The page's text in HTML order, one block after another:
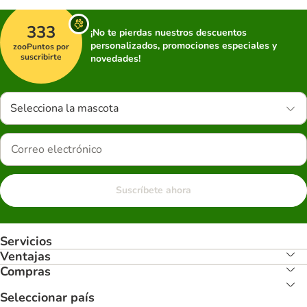
333
zooPuntos por
suscribirte
¡No te pierdas nuestros descuentos
personalizados, promociones especiales y
novedades!
Selecciona la mascota
Suscríbete ahora
Servicios
Ventajas
Compras
Seleccionar país